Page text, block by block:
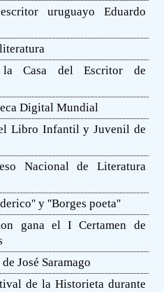
uruguayo Eduardo
la Casa del Escritor de
Digital Mundial
Libro Infantil y Juvenil de
Nacional de Literatura
y ''Borges poeta''
gana el I Certamen de
José Saramago
de la Historieta durante